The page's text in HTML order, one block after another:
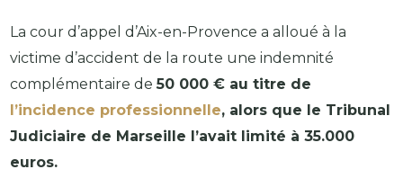
La cour d’appel d’Aix-en-Provence a alloué à la
victime d’accident de la route une indemnité
complémentaire de50 000 € au titre de
l’incidence professionnelle, alors que le Tribunal
Judiciaire de Marseille l’avait limité à 35.000
euros.